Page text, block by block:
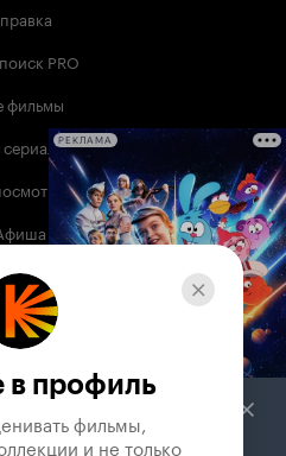
PRO
фильмы
сериалы
поддержки
РЕКЛАМА
в профиль
фильмы,
и не только